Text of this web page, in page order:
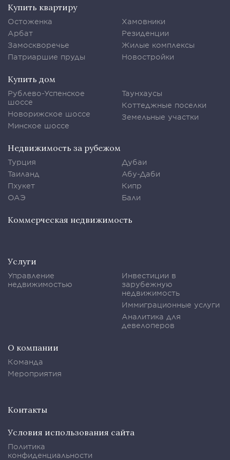
Купить квартиру
Остоженка
Арбат
Замоскворечье
Патриаршие пруды
Хамовники
Резиденции
Жилые комплексы
Новостройки
Купить дом
Рублево-Успенское
шоссе
Новорижское шоссе
Минское шоссе
Таунхаусы
Коттеджные поселки
Земельные участки
Недвижимость за рубежом
Турция
Таиланд
Пхукет
ОАЭ
Дубаи
Абу-Даби
Кипр
Бали
Коммерческая недвижимость
Услуги
Управление
недвижимостью
Инвестиции в
зарубежную
недвижимость
Иммиграционные услуги
Аналитика для
девелоперов
О компании
Команда
Мероприятия
Контакты
Условия использования сайта
Политика
конфиденциальности